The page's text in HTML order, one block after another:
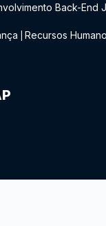
Back-End
Recursos